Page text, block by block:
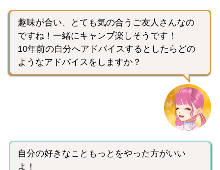
趣味が合い、とても気の合うご友人さんなの
ですね！一緒にキャンプ楽しそうです！
10年前の自分へアドバイスするとしたらどの
ようなアドバイスをしますか？
自分の好きなこともっとをやった方がいい
よ！